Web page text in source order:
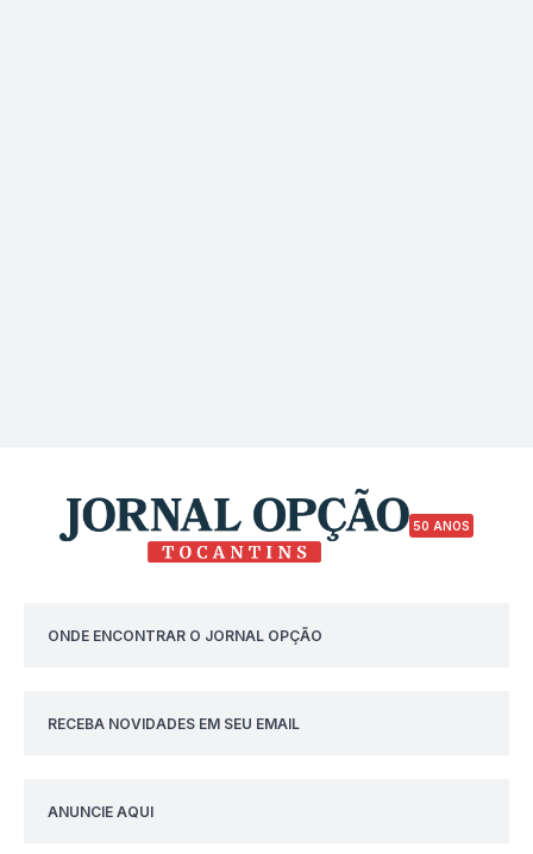
50 ANOS
ONDE ENCONTRAR O JORNAL OPÇÃO
RECEBA NOVIDADES EM SEU EMAIL
ANUNCIE AQUI